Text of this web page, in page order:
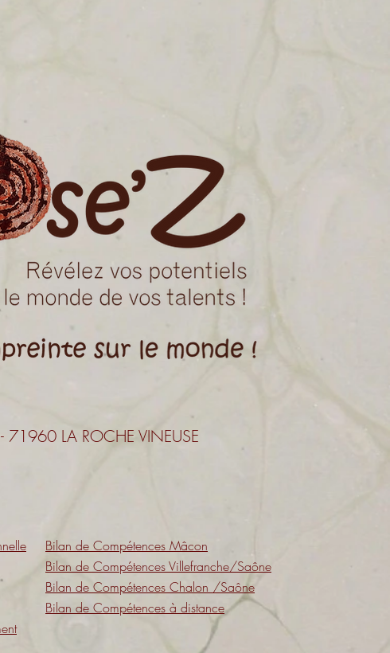
71960 LA ROCHE VINEUSE
Bilan de Compétences Mâcon
Bilan de Compétences Villefranche/Saône
Bilan de Compétences Chalon /Saône
Bilan de Compétences à distance